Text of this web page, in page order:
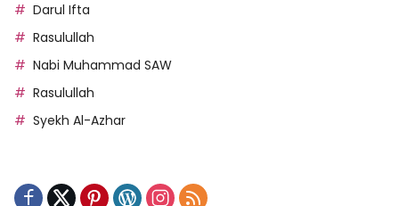
Darul Ifta
Rasulullah
Nabi Muhammad SAW
Rasulullah
Syekh Al-Azhar